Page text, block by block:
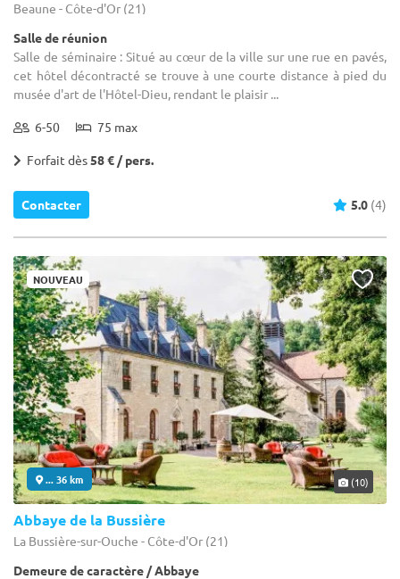
Beaune - Côte-d'Or (21)
Salle de réunion
Salle de séminaire : Situé au cœur de la ville sur une rue en pavés,
cet hôtel décontracté se trouve à une courte distance à pied du
musée d'art de l'Hôtel-Dieu, rendant le plaisir ...
6-50 75 max
Forfait dès58 € / pers.
Contacter 5.0 (4)
NOUVEAU
... 36 km (10)
Abbaye de la Bussière
La Bussière-sur-Ouche - Côte-d'Or (21)
Demeure de caractère / Abbaye